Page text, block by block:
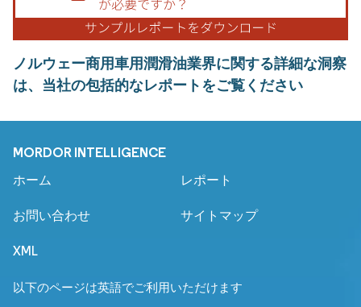
ノルウェー商用車用潤滑油業界に関する詳細な洞察
は、当社の包括的なレポートをご覧ください
MORDOR INTELLIGENCE
ホーム レポート
お問い合わせ サイトマップ
XML
以下のページは英語でご利用いただけます